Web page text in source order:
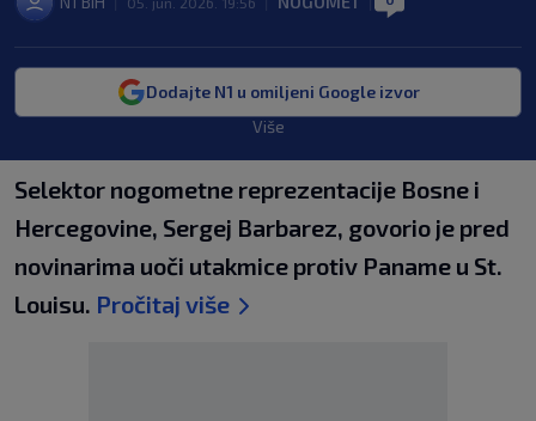
Dodajte N1 u omiljeni Google izvor
Više
Selektor nogometne reprezentacije Bosne i
Hercegovine, Sergej Barbarez, govorio je pred
novinarima uoči utakmice protiv Paname u St.
Louisu. Pročitaj više